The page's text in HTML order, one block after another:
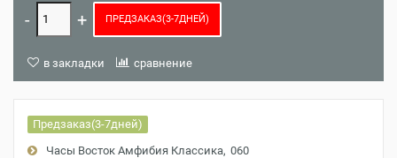
ПРЕДЗАКАЗ(3-7ДНЕЙ)
в закладки сравнение
Предзаказ(3-7дней)
Часы Восток Амфибия Классика 060